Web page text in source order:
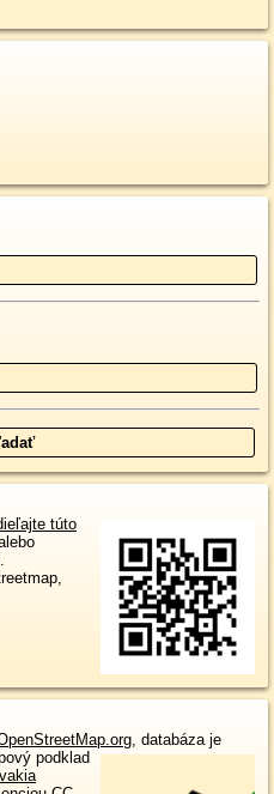
túto
, databáza je
podklad